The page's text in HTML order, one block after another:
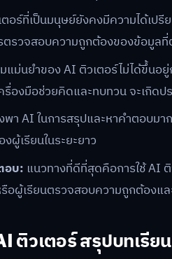
ตอร์ที่เป็นมนุษย์ยังคงมีความได้เป
รตรวจสอบความถูกต้องของข้อ
แม่นยำของ AI ติวเตอร์ไม่ได้ขึ้นอ
รื่องมือช่วยคิดและทบทวน จะเกิดป
พา AI ในการสรุปและหาคำตอบมา
ผู้เรียนในระยะยาว
อบ: แนวทางที่ดีที่สุดคือการใช้ AI
อผู้เรียนตรวจสอบความถูกต้องแล
ติวเตอร์ สรุปบทเรีย